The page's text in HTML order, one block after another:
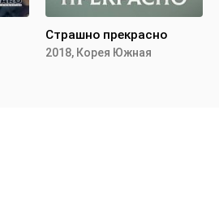
Страшно прекрасно
2018, Корея Южная